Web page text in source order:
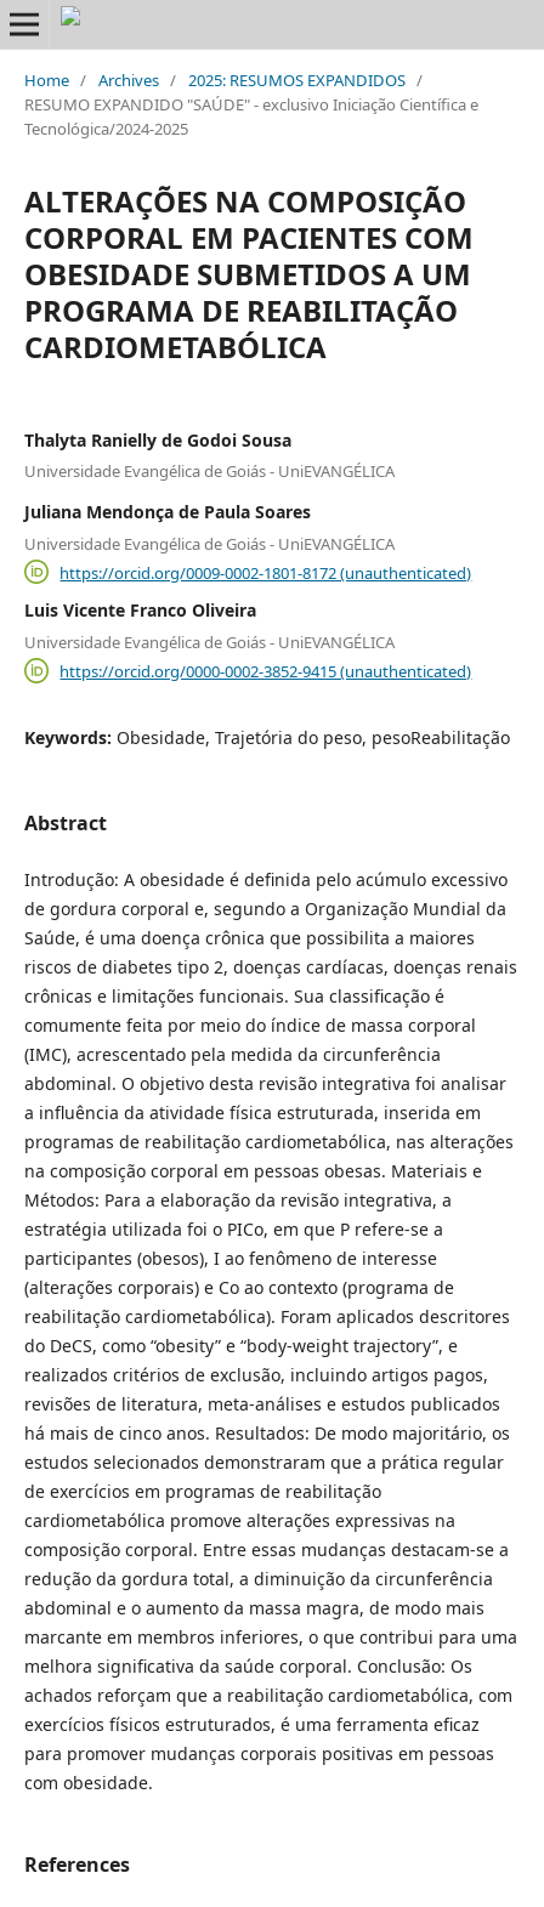
Home / Archives / 2025: RESUMOS EXPANDIDOS /
RESUMO EXPANDIDO "SAÚDE" - exclusivo Iniciação Científica e
Tecnológica/2024-2025
ALTERAÇÕES NA COMPOSIÇÃO
CORPORAL EM PACIENTES COM
OBESIDADE SUBMETIDOS A UM
PROGRAMA DE REABILITAÇÃO
CARDIOMETABÓLICA
Thalyta Ranielly de Godoi Sousa
Universidade Evangélica de Goiás - UniEVANGÉLICA
Juliana Mendonça de Paula Soares
Universidade Evangélica de Goiás - UniEVANGÉLICA
https://orcid.org/0009-0002-1801-8172 (unauthenticated)
Luis Vicente Franco Oliveira
Universidade Evangélica de Goiás - UniEVANGÉLICA
https://orcid.org/0000-0002-3852-9415 (unauthenticated)
Keywords: Obesidade, Trajetória do peso, pesoReabilitação
Abstract
Introdução: A obesidade é definida pelo acúmulo excessivo
de gordura corporal e, segundo a Organização Mundial da
Saúde, é uma doença crônica que possibilita a maiores
riscos de diabetes tipo 2, doenças cardíacas, doenças renais
crônicas e limitações funcionais. Sua classificação é
comumente feita por meio do índice de massa corporal
(IMC), acrescentado pela medida da circunferência
abdominal. O objetivo desta revisão integrativa foi analisar
a influência da atividade física estruturada, inserida em
programas de reabilitação cardiometabólica, nas alterações
na composição corporal em pessoas obesas. Materiais e
Métodos: Para a elaboração da revisão integrativa, a
estratégia utilizada foi o PICo, em que P refere-se a
participantes (obesos), I ao fenômeno de interesse
(alterações corporais) e Co ao contexto (programa de
reabilitação cardiometabólica). Foram aplicados descritores
do DeCS, como “obesity” e “body-weight trajectory”, e
realizados critérios de exclusão, incluindo artigos pagos,
revisões de literatura, meta-análises e estudos publicados
há mais de cinco anos. Resultados: De modo majoritário, os
estudos selecionados demonstraram que a prática regular
de exercícios em programas de reabilitação
cardiometabólica promove alterações expressivas na
composição corporal. Entre essas mudanças destacam-se a
redução da gordura total, a diminuição da circunferência
abdominal e o aumento da massa magra, de modo mais
marcante em membros inferiores, o que contribui para uma
melhora significativa da saúde corporal. Conclusão: Os
achados reforçam que a reabilitação cardiometabólica, com
exercícios físicos estruturados, é uma ferramenta eficaz
para promover mudanças corporais positivas em pessoas
com obesidade.
References